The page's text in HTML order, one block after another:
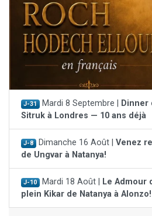
J-31 Mardi 8 Septembre |
Dinner
Sitruk à Londres — 10 ans déjà
J-8 Dimanche 16 Août | Venez
de Ungvar à Natanya!
J-10 Mardi 18 Août |
Le Admour
plein Kikar de Natanya à Alonzo!